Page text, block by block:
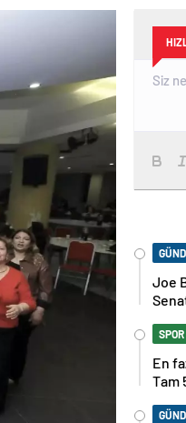
Joe
SPOR
En
Tam